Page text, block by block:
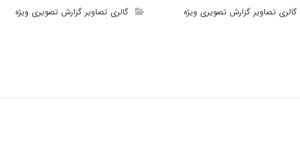
گالری تصاویر,گزارش تصویری ویژه گالری تصاویر,گزارش تصویری ویژه